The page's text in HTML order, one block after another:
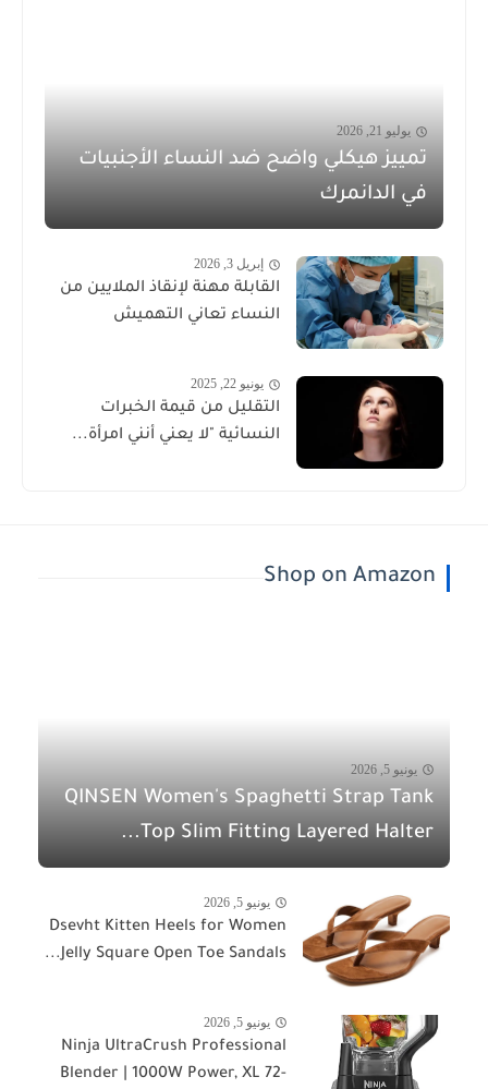
يوليو 21, 2026
تمييز هيكلي واضح ضد النساء الأجنبيات
في الدانمرك
إبريل 3, 2026
القابلة مهنة لإنقاذ الملايين من
النساء تعاني التهميش
يونيو 22, 2025
التقليل من قيمة الخبرات
النسائية "لا يعني أنني امرأة...
Shop on Amazon
يونيو 5, 2026
QINSEN Women's Spaghetti Strap Tank
Top Slim Fitting Layered Halter...
يونيو 5, 2026
Dsevht Kitten Heels for Women
Jelly Square Open Toe Sandals...
يونيو 5, 2026
Ninja UltraCrush Professional
Blender | 1000W Power, XL 72-